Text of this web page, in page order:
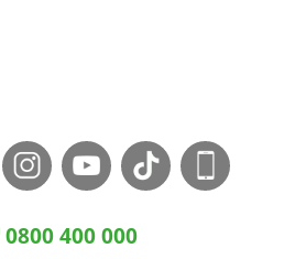
0800 400 000